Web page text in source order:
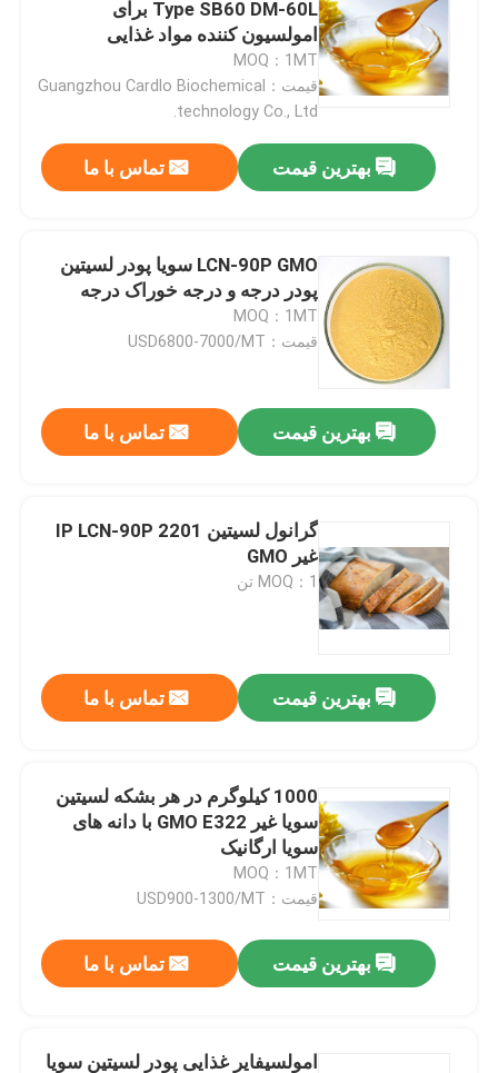
صفحه اصلی
فیلم های
درباره ما
کنترل کیفیت
اخبار
درخواست نقل قول
Type SB60 DM-60L برای
امولسیون کننده مواد غذایی
MOQ：1MT
قیمت：Guangzhou Cardlo Biochemical
technology Co., Ltd.
بهترین قیمت تماس با ما
LCN-90P GMO سویا پودر لسیتین
پودر درجه و درجه خوراک درجه
MOQ：1MT
قیمت：USD6800-7000/MT
بهترین قیمت تماس با ما
گرانول لسیتین 2201 IP LCN-90P
غیر GMO
MOQ：1 تن
بهترین قیمت تماس با ما
1000 کیلوگرم در هر بشکه لسیتین
سویا غیر GMO E322 با دانه های
سویا ارگانیک
MOQ：1MT
قیمت：USD900-1300/MT
بهترین قیمت تماس با ما
امولسیفایر غذایی پودر لسیتین سویا